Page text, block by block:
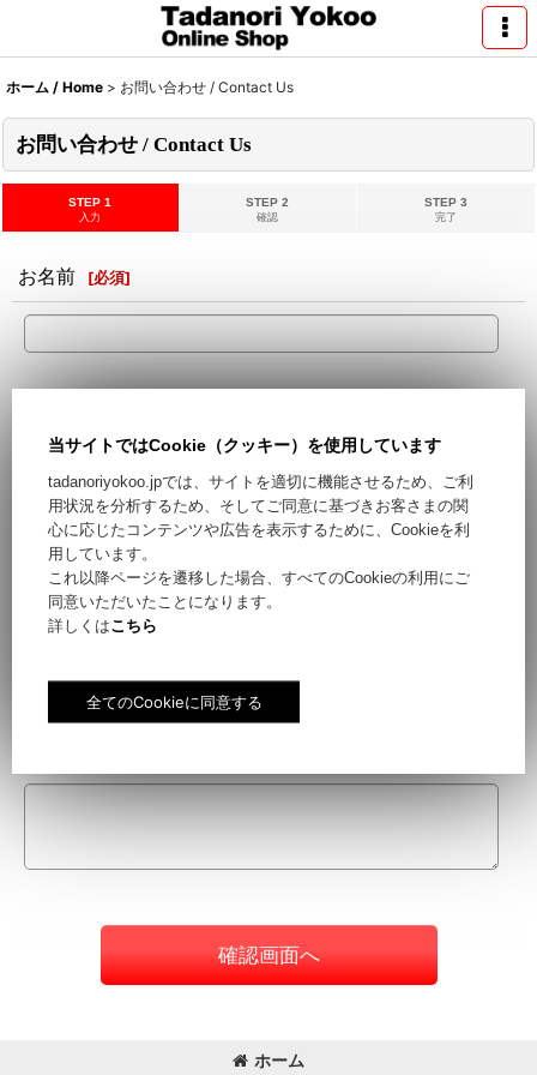
ホーム / Home > お問い合わせ / Contact Us
お問い合わせ / Contact Us
STEP 1
入力
STEP 2
確認
STEP 3
完了
お名前 [必須]
Hotmail,Yahooなどのフリーメールをご利用の場合、迷惑メー
ルとして処理される可能性がございます。フリーメール以外の
ご登録をお勧めします。
件名 [ 必須]
確認画面へ
ホーム
当サイトではCookie（クッキー）を使用しています
tadanoriyokoo.jpでは、サイトを適切に機能させるため、ご利
用状況を分析するため、そしてご同意に基づきお客さまの関
心に応じたコンテンツや広告を表示するために、Cookieを利
用しています。
これ以降ページを遷移した場合、すべてのCookieの利用にご
同意いただいたことになります。
詳しくはこちら